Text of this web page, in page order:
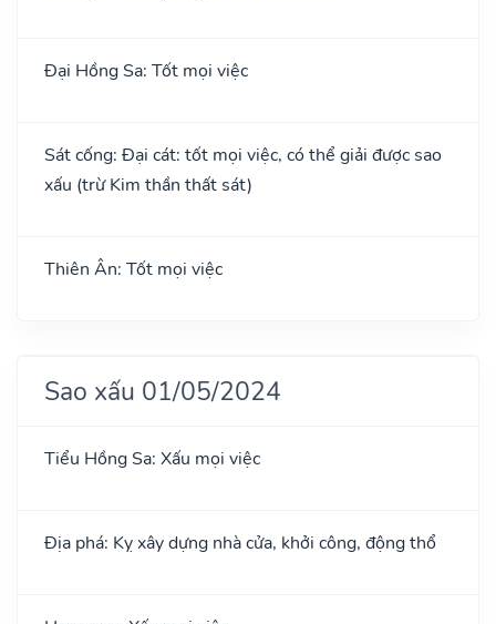
Đại Hồng Sa: Tốt mọi việc
Sát cống: Đại cát: tốt mọi việc, có thể giải được sao
xấu (trừ Kim thần thất sát)
Thiên Ân: Tốt mọi việc
Sao xấu 01/05/2024
Tiểu Hồng Sa: Xấu mọi việc
Địa phá: Kỵ xây dựng nhà cửa, khởi công, động thổ